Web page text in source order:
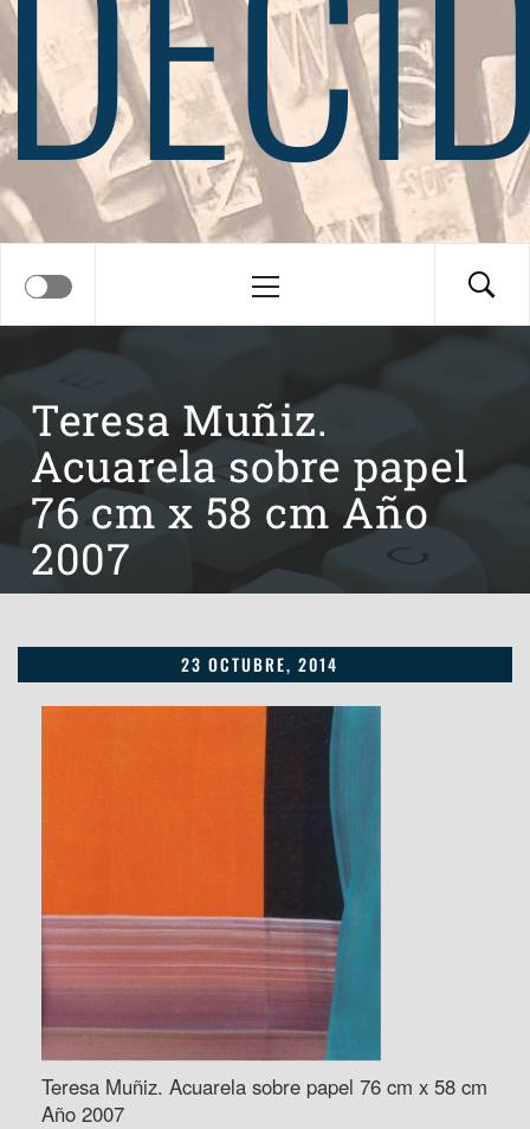
principal
Teresa Muñiz.
Acuarela sobre papel
76 cm x 58 cm Año
2007
23 OCTUBRE, 2014
Teresa Muñiz. Acuarela sobre papel 76 cm x 58 cm
Año 2007